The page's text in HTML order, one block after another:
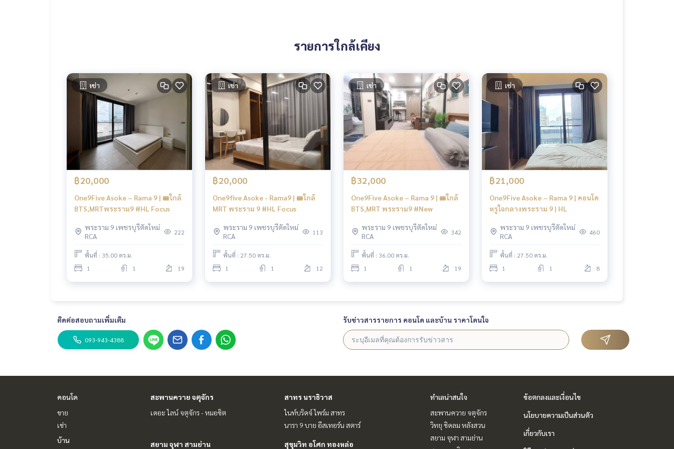
รายการใกล้เคียง
เช่า
฿20,000
One9Five Asoke – Rama 9 | 🚝ใกล้
BTS,MRTพระราม9 #HL Focus
พระราม 9 เพชรบุรีตัดใหม่
RCA
222
พื้นที่ : 35.00 ตร.ม.
1
1 19
เช่า
฿20,000
One9five Asoke - Rama9 | 🚝ใกล้
MRT พระราม 9 #HL Focus
พระราม 9 เพชรบุรีตัดใหม่
RCA
113
พื้นที่ : 27.50 ตร.ม.
1
1 12
เช่า
฿32,000
One9Five Asoke – Rama 9 | 🚝ใกล้
BTS,MRT พระราม9 #New
พระราม 9 เพชรบุรีตัดใหม่
RCA
342
พื้นที่ : 36.00 ตร.ม.
1
1 19
เช่า
฿21,000
One9Five Asoke – Rama 9 | คอนโด
หรูใจกลางพระราม 9 | HL
พระราม 9 เพชรบุรีตัดใหม่
RCA
460
พื้นที่ : 27.50 ตร.ม.
1
1 8
ติดต่อสอบถามเพิ่มเติม
093-943-4388
รับข่าวสารรายการ คอนโด และบ้าน ราคาโดนใจ
คอนโด
ขาย
เช่า
บ้าน
สะพานควาย จตุจักร
เดอะ ไลน์ จตุจักร - หมอชิต
สาทร นราธิวาส
ไนท์บริดจ์ ไพร์ม สาทร
นารา 9 บาย อีสเทอร์น สตาร์
สยาม จุฬา สามย่าน สุขุมวิท อโศก ทองหล่อ
ทำเลน่าสนใจ
สะพานควาย จตุจักร
วิทยุ ชิดลม หลังสวน
สยาม จุฬา สามย่าน
ข้อตกลงและเงื่อนไข
นโยบายความเป็นส่วนตัว
เกี่ยวกับเรา